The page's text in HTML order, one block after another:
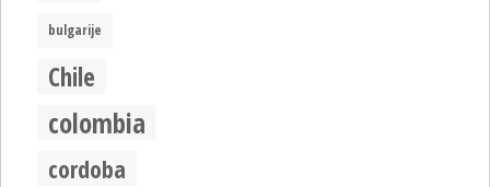
bulgarije
Chile
colombia
cordoba